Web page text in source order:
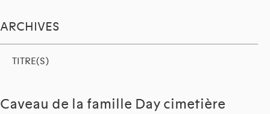
ARCHIVES
TITRE(S)
Caveau de la famille Day cimetière